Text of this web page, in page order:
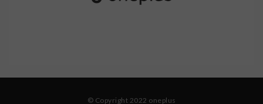
© Copyright 2022 oneplus